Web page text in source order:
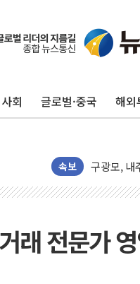
사회 글로벌·중국 해외
속보
유럽증시,
뉴욕증시
김정관 장
청와대, 북
금값 7주
래 전문가